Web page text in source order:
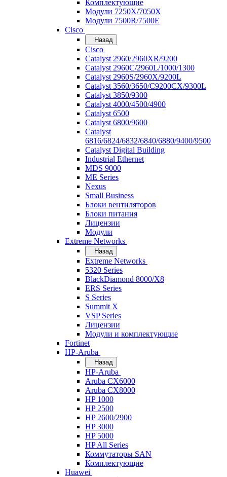
Комплектующие
Модули 7250X/7050X
Модули 7500R/7500E
Cisco
Назад
Cisco
Catalyst 2960/2960XR/9200
Catalyst 2960C/2960L/1000/1300
Catalyst 2960S/2960X/9200L
Catalyst 3560/3650/C9200CX/9300L
Catalyst 3850/9300
Catalyst 4000/4500/4900
Catalyst 6500
Catalyst 6800/9600
Catalyst
6816/6824/6832/6840/6880/9400/9500
Catalyst Digital Building
Industrial Ethernet
MDS 9000
ME Series
Nexus
Small Business
Блоки вентиляторов
Блоки питания
Лицензии
Модули
Extreme Networks
Назад
Extreme Networks
5320 Series
BlackDiamond 8000/X8
ERS Series
S Series
Summit X
VSP Series
Лицензии
Модули и комплектующие
Fortinet
HP-Aruba
Назад
HP-Aruba
Aruba CX6000
Aruba CX8000
HP 1000
HP 2500
HP 2600/2900
HP 3000
HP 5000
HP All Series
Коммутаторы SAN
Комплектующие
Huawei